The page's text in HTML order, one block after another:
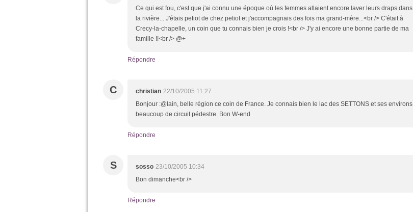
Ce qui est fou, c'est que j'ai connu une époque où les femmes allaient encore laver leurs draps dans
la rivière... J'étais petiot de chez petiot et j'accompagnais des fois ma grand-mère...<br /> C'était à
Crecy-la-chapelle, un coin que tu connais bien je crois !<br /> J'y ai encore une bonne partie de ma
famille !!<br /> @+
Répondre
C christian 22/10/2005 11:27
Bonjour :@lain, belle région ce coin de France. Je connais bien le lac des SETTONS et ses environs,
beaucoup de circuit pédestre. Bon W-end
Répondre
S sosso 23/10/2005 10:34
Bon dimanche<br />
Répondre